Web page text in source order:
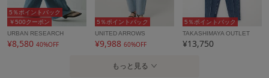
￥500クーポン
5％ポイントバック
URBAN RESEARCH
¥8,580 40%OFF
5％ポイントバック
UNITED ARROWS
¥9,988 60%OFF
5％ポイントバック
TAKASHIMAYA OUTLET
¥13,750
もっと見る